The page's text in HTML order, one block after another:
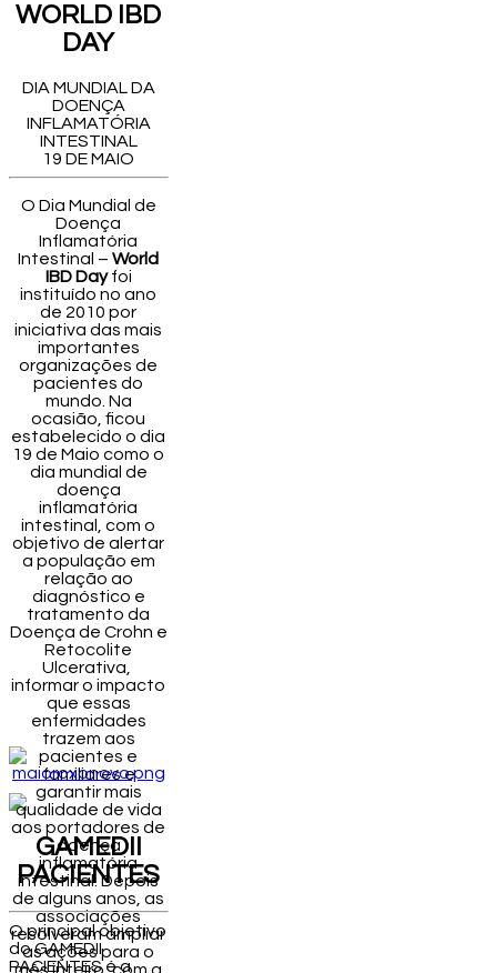
WORLD IBD
DAY
DIA MUNDIAL DA
DOENÇA
INFLAMATÓRIA
INTESTINAL
19 DE MAIO
O Dia Mundial de
Doença
Inflamatória
Intestinal –World
IBD Dayfoi
instituído no ano
de 2010 por
iniciativa das mais
importantes
organizações de
pacientes do
mundo. Na
ocasião, ficou
estabelecido o dia
19 de Maio como o
dia mundial de
doença
inflamatória
intestinal, com o
objetivo de alertar
a população em
relação ao
diagnóstico e
tratamento da
Doença de Crohn e
Retocolite
Ulcerativa,
informar o impacto
que essas
enfermidades
trazem aos
pacientes e
familiares e
garantir mais
qualidade de vida
aos portadores de
doença
inflamatória
intestinal. Depois
de alguns anos, as
associações
resolveram ampliar
as ações para o
GAMEDII
PACIENTES
O principal objetivo
do GAMEDII
PACIENTES é a